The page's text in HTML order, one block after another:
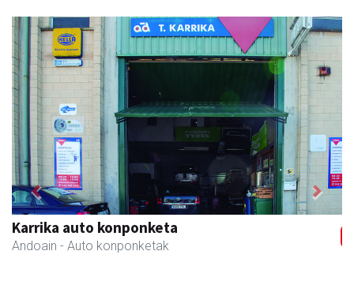
Karrika auto konponketa
Andoain - Auto konponketak
Previous Next